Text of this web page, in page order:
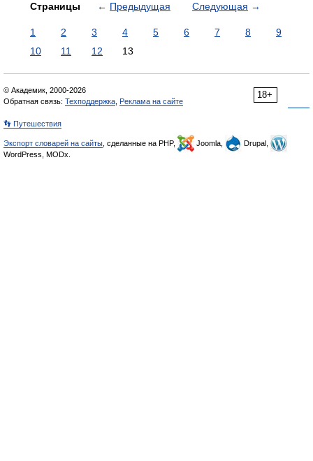
Страницы ← Предыдущая Следующая →
1 2 3 4 5 6 7 8
9
10
11 12 13
18+
© Академик, 2000-2026
Обратная связь: Техподдержка Реклама на сайте
👣 Путешествия
Экспорт словарей на сайты , сделанные на PHP, Joomla,
Drupal,
WordPress, MODx.